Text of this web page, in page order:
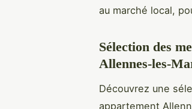
au marché local,
Sélection des
Allennes-les-
Découvrez une
appartement